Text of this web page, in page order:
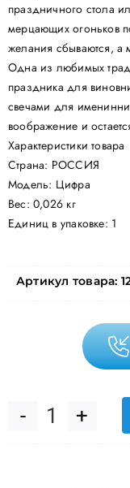
Политика
праздничного стола
мерцающих огоньков
желания сбываются, а
Одна из любимых
праздника для
свечами для
воображение и
Характеристики товара
Страна: РОССИЯ
Модель: Цифра
Вес: 0,026 кг
Единиц в упаковке: 1
Артикул товара: